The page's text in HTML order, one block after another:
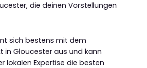
die deinen Vorstellungen
sich bestens mit dem
in Gloucester aus und kann
lokalen Expertise die besten